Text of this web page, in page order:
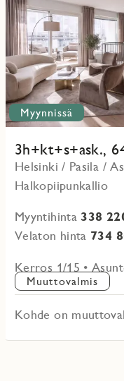
Myynnissä
3h+kt+s+ask.,
Helsinki / Pasila /
Halkopiipunkallio
Myyntihinta 338
Velaton hinta 734
Kerros 1/15 •
Muuttovalmis
Kohde on